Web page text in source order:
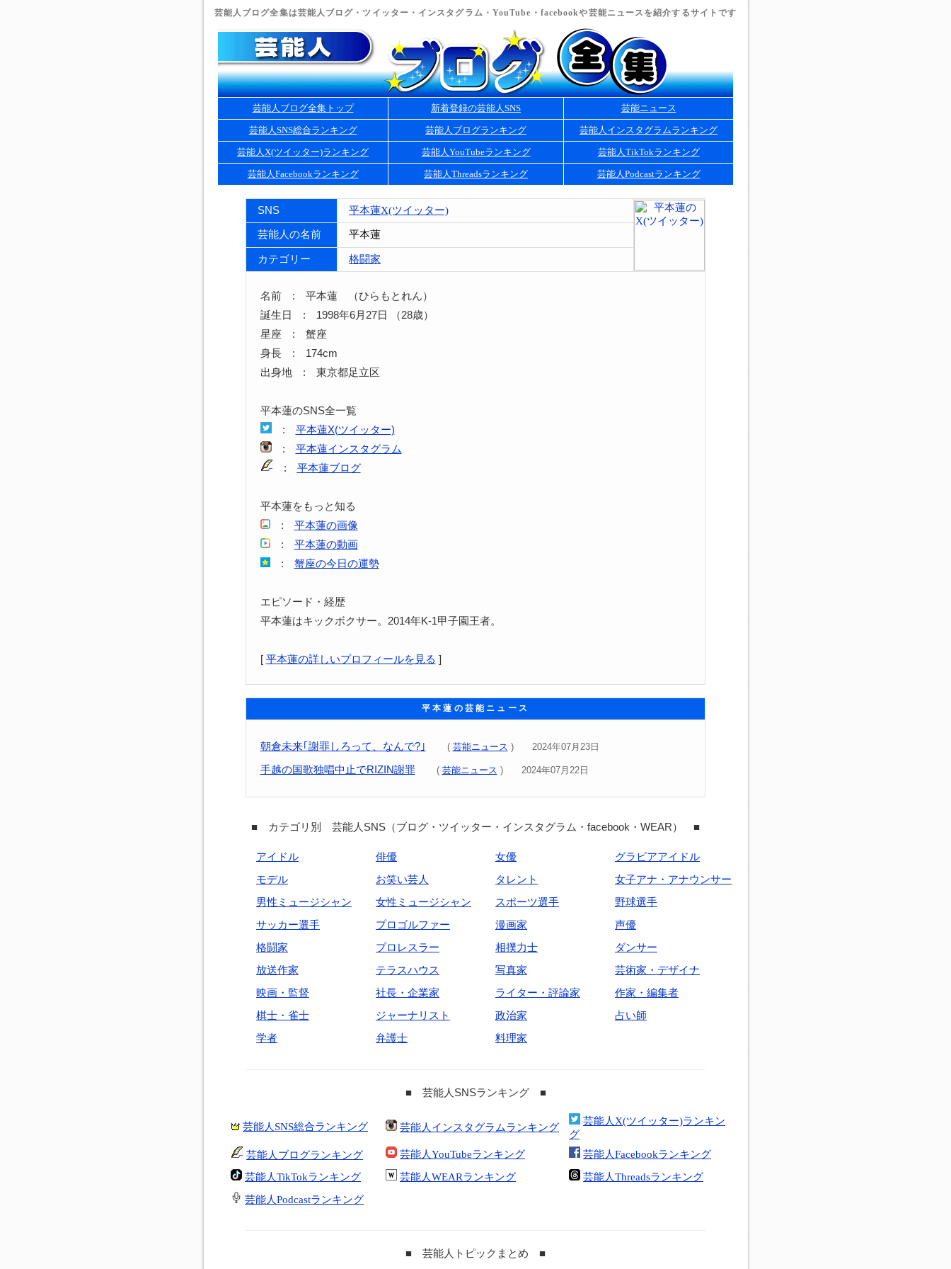
芸能人ブログ全集は芸能人ブログ・ツイッター・インスタグラム・YouTube・facebookや芸能ニュースを紹介するサイトです
芸能人ブログ全集トップ 新着登録の芸能人SNS 芸能ニュース
芸能人SNS総合ランキング 芸能人ブログランキング 芸能人インスタグラムランキング
芸能人X(ツイッター)ランキング 芸能人YouTubeランキング 芸能人TikTokランキング
芸能人Facebookランキング 芸能人Threadsランキング 芸能人Podcastランキング
SNS 平本蓮X(ツイッター)
芸能人の名前 平本蓮
カテゴリー 格闘家
名前 : 平本蓮 （ひらもとれん）
誕生日 : 1998年6月27日 （28歳）
星座 : 蟹座
身長 : 174cm
出身地 : 東京都足立区
平本蓮のSNS全一覧
: 平本蓮X(ツイッター)
: 平本蓮インスタグラム
: 平本蓮ブログ
平本蓮をもっと知る
: 平本蓮の画像
: 平本蓮の動画
: 蟹座の今日の運勢
エピソード・経歴
平本蓮はキックボクサー。2014年K-1甲子園王者。
[ 平本蓮の詳しいプロフィールを見る ]
平本蓮の芸能ニュース
朝倉未来｢謝罪しろって、なんで?｣ ( 芸能ニュース ) 2024年07月23日
手越の国歌独唱中止でRIZIN謝罪 ( 芸能ニュース ) 2024年07月22日
■ カテゴリ別 芸能人SNS（ブログ・ツイッター・インスタグラム・facebook・WEAR） ■
アイドル 俳優 女優
グラビアアイドル
モデル
お笑い芸人 タレント
女子アナ・アナウンサー
男性ミュージシャン
女性ミュージシャン スポーツ選手
野球選手
サッカー選手
プロゴルファー 漫画家
声優
格闘家
プロレスラー 相撲力士
ダンサー
放送作家
テラスハウス 写真家
芸術家・デザイナ
映画・監督
社長・企業家 ライター・評論家
作家・編集者
棋士・雀士
ジャーナリスト 政治家
占い師
学者
弁護士 料理家
■ 芸能人SNSランキング ■
芸能人SNS総合ランキング 芸能人インスタグラムランキング
芸能人X(ツイッター)ランキン
グ
芸能人ブログランキング
芸能人YouTubeランキング
芸能人Facebookランキング
芸能人TikTokランキング
芸能人WEARランキング
芸能人Threadsランキング
芸能人Podcastランキング
■ 芸能人トピックまとめ ■